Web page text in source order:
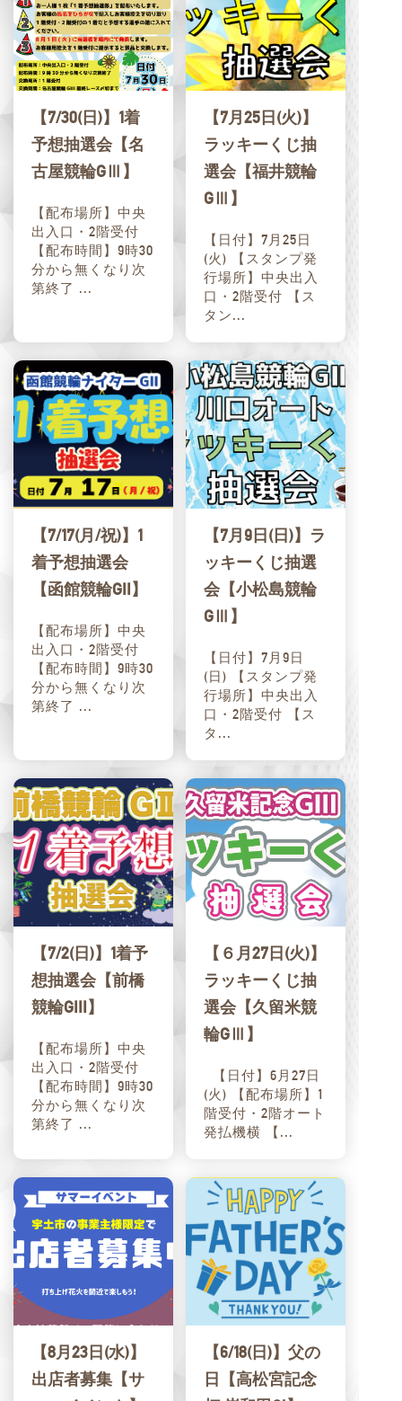
【7/30(日)】1着
予想抽選会【名
古屋競輪GⅢ】
【配布場所】中央
出入口・2階受付
【配布時間】9時30
分から無くなり次
第終了 ...
【7月25日(火)】
ラッキーくじ抽
選会【福井競輪
GⅢ】
【日付】7月25日
(火) 【スタンプ発
行場所】中央出入
口・2階受付 【ス
タン...
【7/17(月/祝)】1
着予想抽選会
【函館競輪GII】
【配布場所】中央
出入口・2階受付
【配布時間】9時30
分から無くなり次
第終了 ...
【7月9日(日)】ラ
ッキーくじ抽選
会【小松島競輪
GⅢ】
【日付】7月9日
(日) 【スタンプ発
行場所】中央出入
口・2階受付 【ス
タ...
【7/2(日)】1着予
想抽選会【前橋
競輪GIII】
【配布場所】中央
出入口・2階受付
【配布時間】9時30
分から無くなり次
第終了 ...
【６月27日(火)】
ラッキーくじ抽
選会【久留米競
輪GⅢ】
【日付】6月27日
(火) 【配布場所】1
階受付・2階オート
発払機横 【...
【8月23日(水)】
出店者募集【サ
【6/18(日)】父の
日【高松宮記念